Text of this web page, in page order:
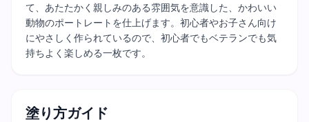
て、あたたかく親しみのある雰囲気を意識した、かわいい
動物のポートレートを仕上げます。初心者やお子さん向け
にやさしく作られているので、初心者でもベテランでも気
持ちよく楽しめる一枚です。
塗り方ガイド